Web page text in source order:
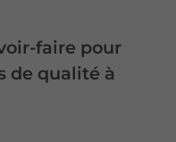
faire pour
de qualité à